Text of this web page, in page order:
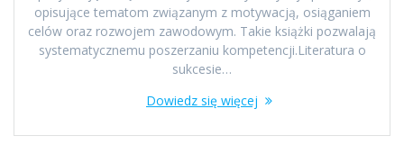
opisujące tematom związanym z motywacją, osiąganiem
celów oraz rozwojem zawodowym. Takie książki pozwalają
systematycznemu poszerzaniu kompetencji.Literatura o
sukcesie…
Dowiedz się więcej